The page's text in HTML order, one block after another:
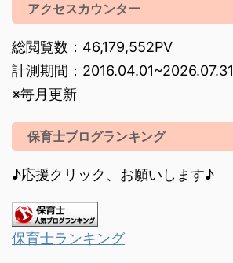
アクセスカウンター
総閲覧数：46,179,552PV
計測期間：2016.04.01~2026.07.31
※毎月更新
保育士ブログランキング
♪応援クリック、お願いします♪
保育士ランキング